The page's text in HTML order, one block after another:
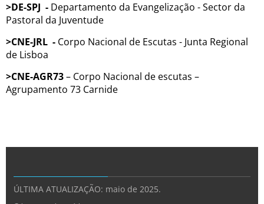
>DE-SPJ - Departamento da Evangelização - Sector da
Pastoral da Juventude
>CNE-JRL - Corpo Nacional de Escutas - Junta Regional
de Lisboa
>CNE-AGR73– Corpo Nacional de escutas –
Agrupamento 73 Carnide
ÚLTIMA ATUALIZAÇÃO: maio de 2025.